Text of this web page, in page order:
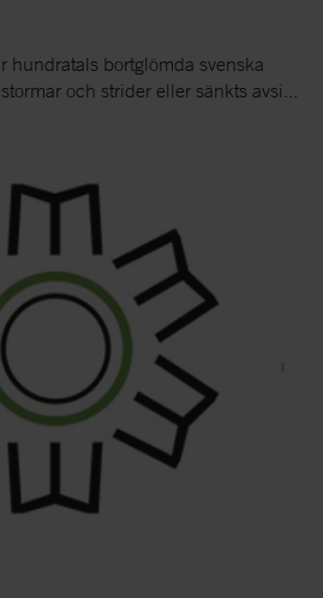
hundratals bortglömda svenska
och strider eller sänkts avsi...